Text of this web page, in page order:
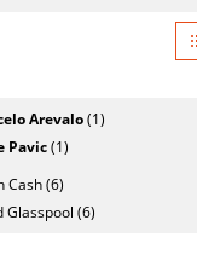
Giocatore
(posizione
testa di
serie)
Stato
Arevalo(1)
Pavic(1)
Cash (6)
Glasspool (6)